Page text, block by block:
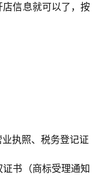
信息就可以了，按
执照、税务登记证
书（商标受理通知